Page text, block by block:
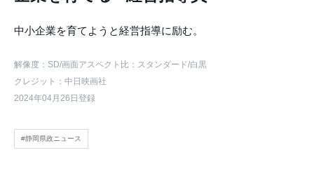
中小企業を育てようと経営指導に励む。
解像度：SD/画面アスペクト比：スタンダード/白黒
クレジット：中日映画社
2024年04月26日登録
#静岡県政ニュース